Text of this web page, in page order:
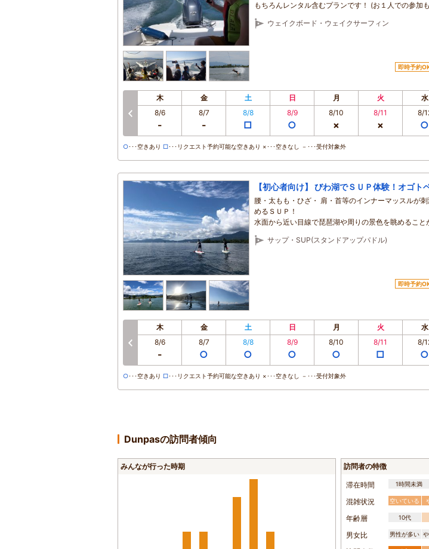
もちろんレンタル含むプランです！ (お１人での参加も
ウェイクボード・ウェイクサーフィン
即時予約
木 金 土 日 月 火 水
8/6
-
8/7
-
8/8
□
8/9
○
8/10
×
8/11
×
8/
○
○･･･空きあり □･･･リクエスト予約可能な空きあり ×･･･空きなし －･･･受付対象外
【初心者向け】 びわ湖でＳＵＰ体験！オゴト
腰・太もも・ひざ・ 肩・首等のインナーマッスルが
めるＳＵＰ！
水面から近い目線で琵琶湖や周りの景色を眺めること
サップ・SUP(スタンドアップパドル)
即時予約
木 金 土 日 月 火 水
8/6
-
8/7
○
8/8
○
8/9
○
8/10
○
8/11
□
8/
○
○･･･空きあり □･･･リクエスト予約可能な空きあり ×･･･空きなし －･･･受付対象外
Dunpasの訪問者傾向
みんなが行った時期 訪問者の特徴
滞在時間 1時間未満
混雑状況 空いている
年齢層 10代
男女比 男性が多い